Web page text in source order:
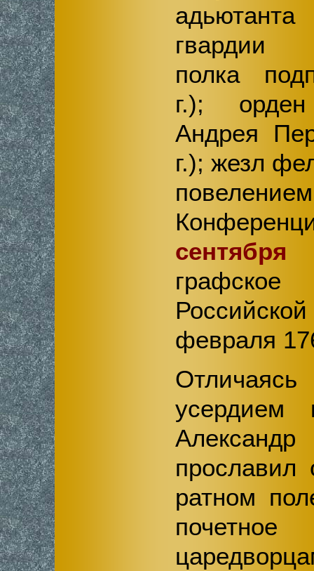
гвардии
полка
г.);
Андрея
г.); жезл
февраля
Отличаясь
прославил
ратном